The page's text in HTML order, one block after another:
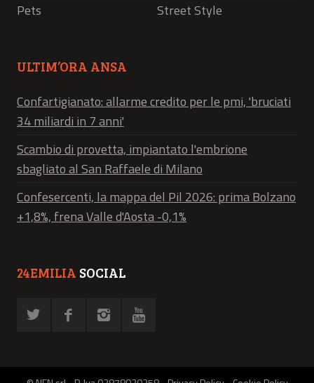
Pets
Street Style
ULTIM’ORA ANSA
Confartigianato: allarme credito per le pmi, 'bruciati
34 miliardi in 7 anni'
Scambio di provetta, impiantato l'embrione
sbagliato al San Raffaele di Milano
Confesercenti, la mappa del Pil 2026: prima Bolzano
+1,8%, frena Valle d'Aosta -0,1%
24EMILIA SOCIAL